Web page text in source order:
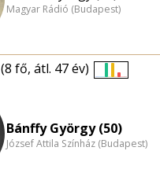
Magyar Rádió (Budapest)
(8 fő, átl. 47 év)
nagyítása
Bánffy György (50)
József Attila Színház (Budapest)